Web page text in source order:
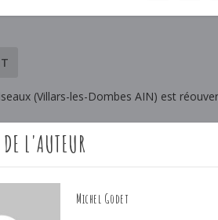
(Villars-les-Dombes AIN) est
DE L'AUTEUR
Michel Godet